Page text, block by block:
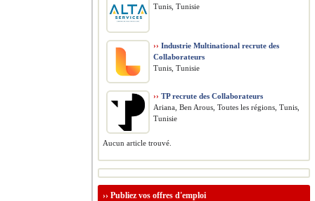
Tunis, Tunisie
›› Industrie Multinational recrute des
Collaborateurs
Tunis, Tunisie
›› TP recrute des Collaborateurs
Ariana, Ben Arous, Toutes les régions, Tunis,
Tunisie
Aucun article trouvé.
›› Publiez vos offres d'emploi